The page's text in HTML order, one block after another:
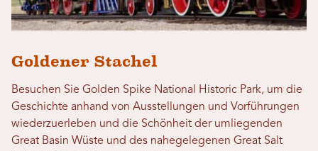
Goldener Stachel
Besuchen Sie Golden Spike National Historic Park, um die
Geschichte anhand von Ausstellungen und Vorführungen
wiederzuerleben und die Schönheit der umliegenden
Great Basin Wüste und des nahegelegenen Great Salt